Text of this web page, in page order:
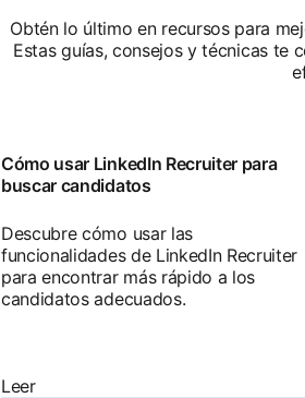
Obtén lo último en recursos para
Estas guías, consejos y técnicas te
Cómo usar LinkedIn Recruiter para
buscar candidatos
Descubre cómo usar las
funcionalidades de LinkedIn Recruiter
para encontrar más rápido a los
candidatos adecuados.
Leer